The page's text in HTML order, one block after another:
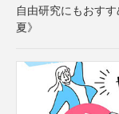
自由研究にもおす
夏》